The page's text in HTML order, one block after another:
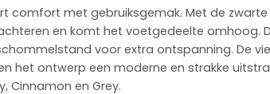
comfort met gebruiksgemak. Met de
en komt het voetgedeelte omhoog.
voor extra ontspanning. De
het ontwerp een moderne en strakke
Cinnamon en Grey.